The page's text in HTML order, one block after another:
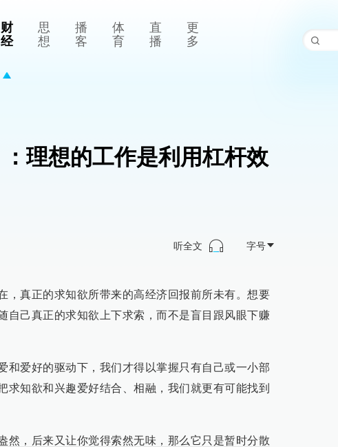
财
经
思
想
播
客
体
育
直
播
更
多
：理想的工作是利用杠杆效
听全文 字号
，真正的求知欲所带来的高经济回报前所未有。想要
自己真正的求知欲上下求索，而不是盲目跟风眼下赚
和爱好的驱动下，我们才得以掌握只有自己或一小部
求知欲和兴趣爱好结合、相融，我们就更有可能找到
然，后来又让你觉得索然无味，那么它只是暂时分散